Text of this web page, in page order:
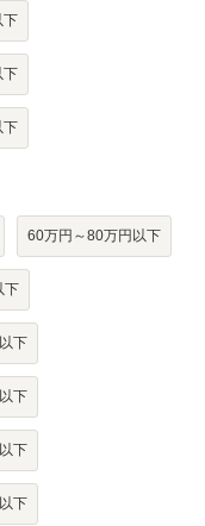
下
下
下
60万円～80万円以下
下
下
下
下
下